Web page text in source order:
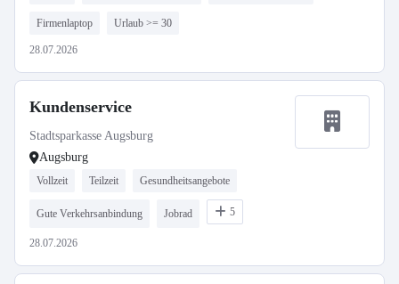
Firmenlaptop Urlaub >= 30
28.07.2026
Kundenservice
Stadtsparkasse Augsburg
Augsburg
Vollzeit Teilzeit Gesundheitsangebote
Gute Verkehrsanbindung Jobrad 5
28.07.2026